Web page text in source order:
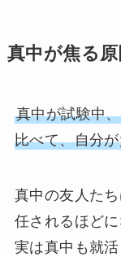
真中が焦る原
真中が試験中
比べて、自分
真中の友人た
任されるほどに
実は真中も就